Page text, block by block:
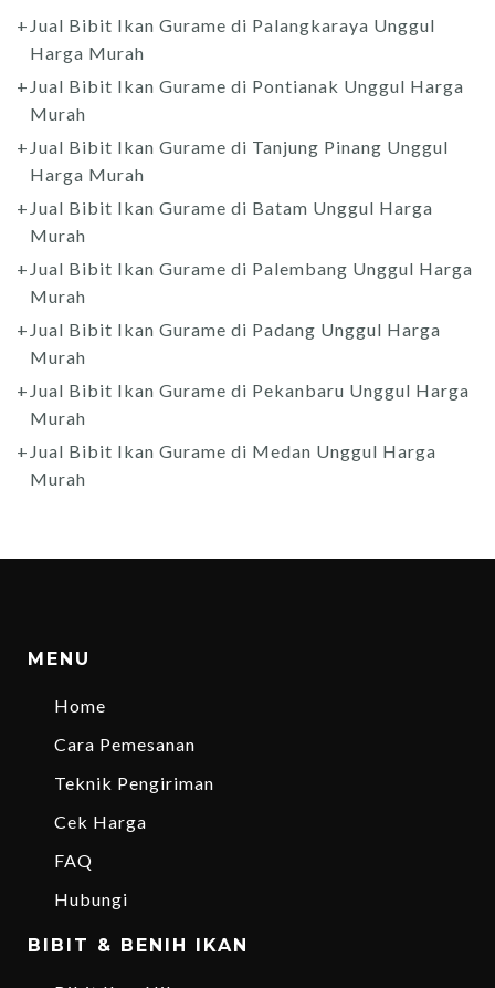
Jual Bibit Ikan Gurame di Palangkaraya Unggul
Harga Murah
Jual Bibit Ikan Gurame di Pontianak Unggul Harga
Murah
Jual Bibit Ikan Gurame di Tanjung Pinang Unggul
Harga Murah
Jual Bibit Ikan Gurame di Batam Unggul Harga
Murah
Jual Bibit Ikan Gurame di Palembang Unggul Harga
Murah
Jual Bibit Ikan Gurame di Padang Unggul Harga
Murah
Jual Bibit Ikan Gurame di Pekanbaru Unggul Harga
Murah
Jual Bibit Ikan Gurame di Medan Unggul Harga
Murah
MENU
Home
Cara Pemesanan
Teknik Pengiriman
Cek Harga
FAQ
Hubungi
BIBIT & BENIH IKAN